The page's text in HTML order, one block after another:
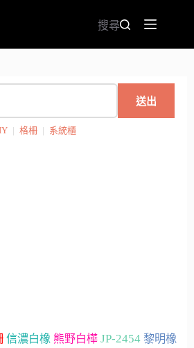
搜尋
送出
| 格柵 | 系統櫃
信濃白橡 熊野白樺 JP-2454 黎明橡